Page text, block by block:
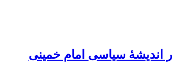
اندیشۀ سیاسی امام خمینی